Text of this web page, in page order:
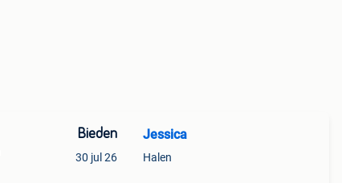
Bieden
30 jul 26
Jessica
Halen